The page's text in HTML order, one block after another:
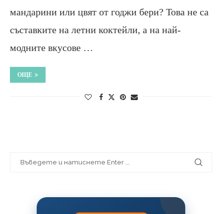
мандарини или цвят от годжи бери? Това не са
съставките на летни коктейли, а на най-
модните вкусове …
ОЩЕ